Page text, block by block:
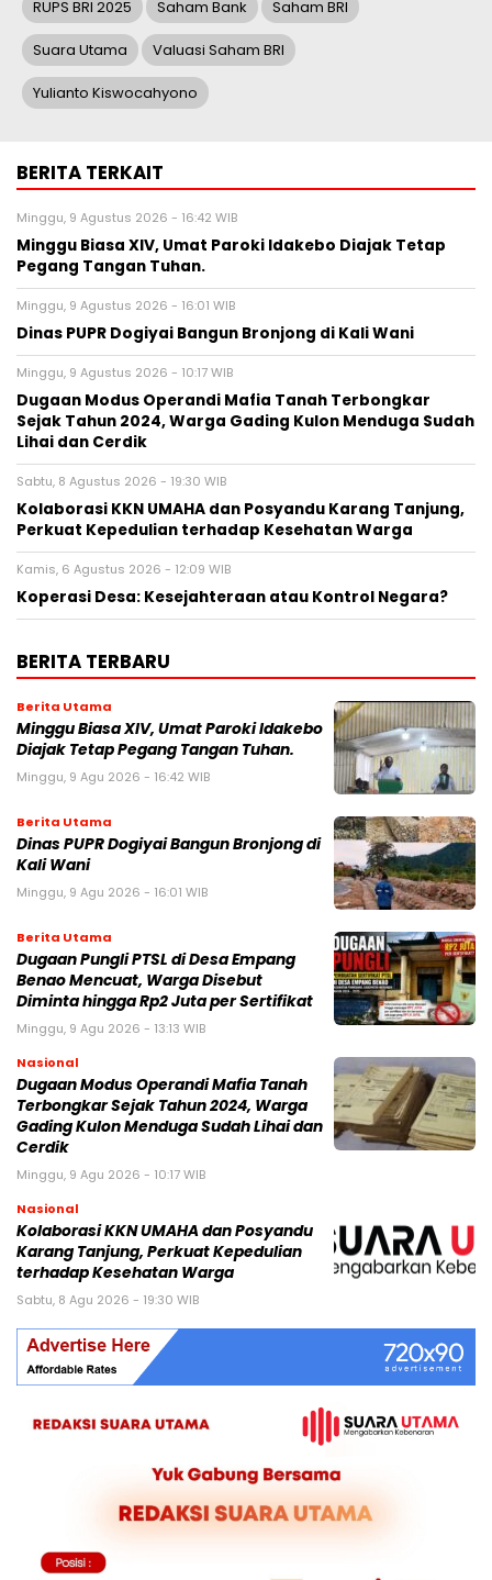
RUPS BRI 2025 Saham Bank Saham BRI
Suara Utama Valuasi Saham BRI
Yulianto Kiswocahyono
BERITA TERKAIT
Minggu, 9 Agustus 2026 - 16:42 WIB
Minggu Biasa XIV, Umat Paroki Idakebo Diajak Tetap
Pegang Tangan Tuhan.
Minggu, 9 Agustus 2026 - 16:01 WIB
Dinas PUPR Dogiyai Bangun Bronjong di Kali Wani
Minggu, 9 Agustus 2026 - 10:17 WIB
Dugaan Modus Operandi Mafia Tanah Terbongkar
Sejak Tahun 2024, Warga Gading Kulon Menduga Sudah
Lihai dan Cerdik
Sabtu, 8 Agustus 2026 - 19:30 WIB
Kolaborasi KKN UMAHA dan Posyandu Karang Tanjung,
Perkuat Kepedulian terhadap Kesehatan Warga
Kamis, 6 Agustus 2026 - 12:09 WIB
Koperasi Desa: Kesejahteraan atau Kontrol Negara?
BERITA TERBARU
Berita Utama
Minggu Biasa XIV, Umat Paroki Idakebo
Diajak Tetap Pegang Tangan Tuhan.
Minggu, 9 Agu 2026 - 16:42 WIB
Berita Utama
Dinas PUPR Dogiyai Bangun Bronjong di
Kali Wani
Minggu, 9 Agu 2026 - 16:01 WIB
Berita Utama
Dugaan Pungli PTSL di Desa Empang
Benao Mencuat, Warga Disebut
Diminta hingga Rp2 Juta per Sertifikat
Minggu, 9 Agu 2026 - 13:13 WIB
Nasional
Dugaan Modus Operandi Mafia Tanah
Terbongkar Sejak Tahun 2024, Warga
Gading Kulon Menduga Sudah Lihai dan
Cerdik
Minggu, 9 Agu 2026 - 10:17 WIB
Nasional
Kolaborasi KKN UMAHA dan Posyandu
Karang Tanjung, Perkuat Kepedulian
terhadap Kesehatan Warga
Sabtu, 8 Agu 2026 - 19:30 WIB